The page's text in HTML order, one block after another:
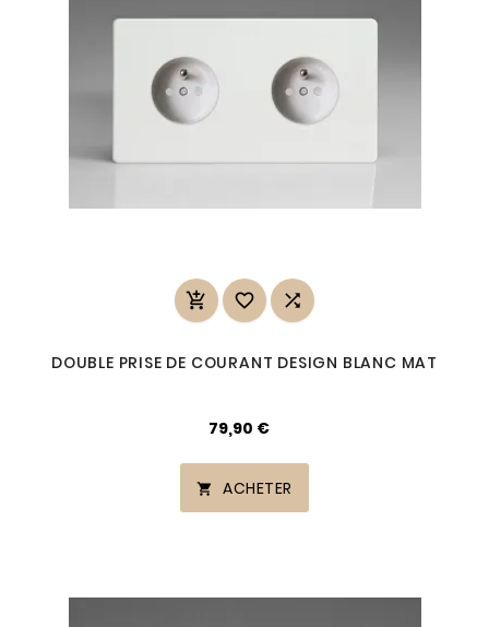
  
DOUBLE PRISE DE COURANT DESIGN BLANC MAT
79,90 €
 ACHETER